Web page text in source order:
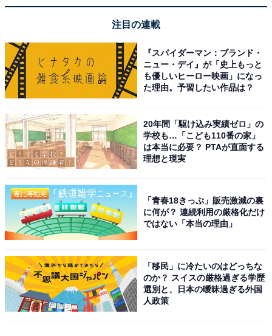
山下さんは、2位の与田さんと同じ3期生。2018年3月発
売のシングル『シンクロニシティ』で初の選抜メンバー
に選ばれ、2021年の『僕は僕を好きになる』で初センタ
ーを務めました。現在はファッション誌『CanCam』
（小学館）の専属モデルや俳優としても活躍していま
す。回答者からは次のような声が集まりました。
「カリスマ性があって、歌とダンスが上手いから（30代
男性）」
「今の乃木坂の中で1番可愛いし、センターがしっくり
きます（20代女性）」
「生で見た時にオーラがあった。個人での仕事も多く、
今の乃木坂の顔だと思うから（20代女性）」
注目の連載
『スパイダーマン：ブランド・
ニュー・デイ』が「史上もっと
も優しいヒーロー映画」になっ
た理由。予習したい作品は？
20年間「駆け込み実績ゼロ」の
学校も…「こども110番の家」
は本当に必要？ PTAが直面する
理想と現実
「青春18きっぷ」販売激減の裏
に何が？ 連続利用の厳格化だけ
ではない「本当の理由」
「移民」に冷たいのはどっちな
のか？ スイスの厳格過ぎる学歴
選別と、日本の曖昧過ぎる外国
人政策